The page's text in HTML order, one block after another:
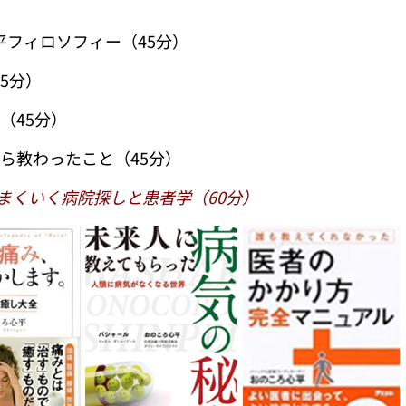
ィロソフィー（45分）
）
45分）
わったこと（45分）
くいく病院探しと患者学（60分）